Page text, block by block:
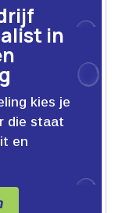
in
kies je
die staat
en